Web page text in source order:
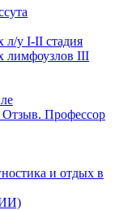
л/у I-II стадия
лимфоузлов III
Отзыв. Профессор
и отдых в